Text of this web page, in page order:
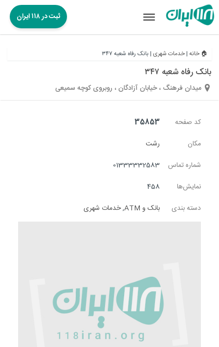
Toggle
ثبت در ۱۱۸ ایران
🏠 خانه |خدمات شهری |بانک رفاه شعبه ۳۴۷
بانک رفاه شعبه ۳۴۷
میدان فرهنگ ، خیابان آزادگان ، روبروی کوچه سمیعی
کد صفحه
35853
مکان
رشت
شماره تماس
01333332583
نمایش‌ها
458
دسته بندی
بانک و ATM ,خدمات شهری